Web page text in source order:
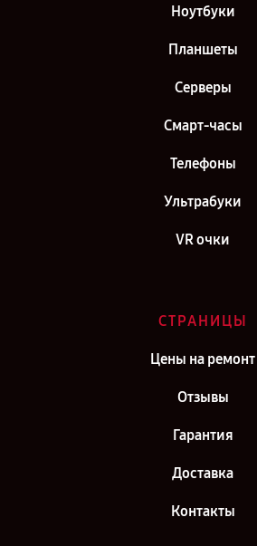
Ноутбуки
Планшеты
Серверы
Смарт-часы
Телефоны
Ультрабуки
VR очки
СТРАНИЦЫ
Цены на ремонт
Отзывы
Гарантия
Доставка
Контакты